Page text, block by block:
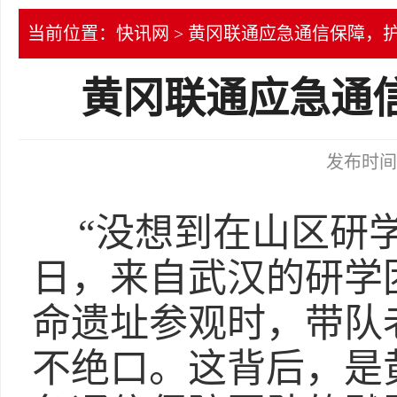
当前位置： 快讯网 > 黄冈联通应急通信保障，
黄冈联通应急通
发布时
“没想到在山区研
日，来自武汉的研
命遗址参观时，带
不绝口。这背后，